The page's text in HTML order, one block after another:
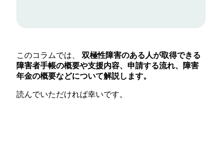
このコラムでは、 双極性障害のある人が取得できる
障害者手帳の概要や支援内容、申請する流れ、障害
年金の概要などについて解説します。
読んでいただければ幸いです。